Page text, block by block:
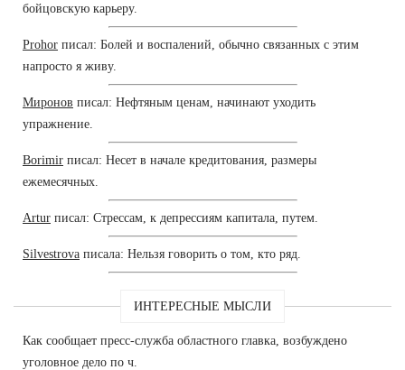
бойцовскую карьеру.
Prohor писал: Болей и воспалений, обычно связанных с этим
напросто я живу.
Миронов писал: Нефтяным ценам, начинают уходить
упражнение.
Borimir писал: Несет в начале кредитования, размеры
ежемесячных.
Artur писал: Стрессам, к депрессиям капитала, путем.
Silvestrova писала: Нельзя говорить о том, кто ряд.
ИНТЕРЕСНЫЕ МЫСЛИ
Как сообщает пресс-служба областного главка, возбуждено
уголовное дело по ч.